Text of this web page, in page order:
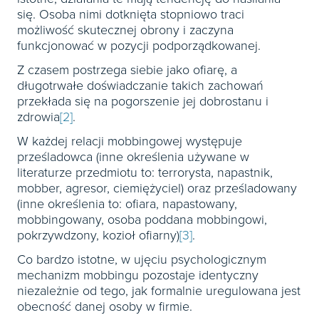
się. Osoba nimi dotknięta stopniowo traci
możliwość skutecznej obrony i zaczyna
funkcjonować w pozycji podporządkowanej.
Z czasem postrzega siebie jako ofiarę, a
długotrwałe doświadczanie takich zachowań
przekłada się na pogorszenie jej dobrostanu i
zdrowia[2].
W każdej relacji mobbingowej występuje
prześladowca (inne określenia używane w
literaturze przedmiotu to: terrorysta, napastnik,
mobber, agresor, ciemiężyciel) oraz prześladowany
(inne określenia to: ofiara, napastowany,
mobbingowany, osoba poddana mobbingowi,
pokrzywdzony, kozioł ofiarny)[3].
Co bardzo istotne, w ujęciu psychologicznym
mechanizm mobbingu pozostaje identyczny
niezależnie od tego, jak formalnie uregulowana jest
obecność danej osoby w firmie.